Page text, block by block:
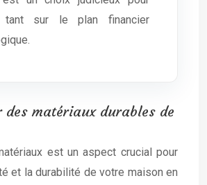
tant sur le plan financier
des matériaux durables de
est un aspect crucial pour
et la durabilité de votre maison en